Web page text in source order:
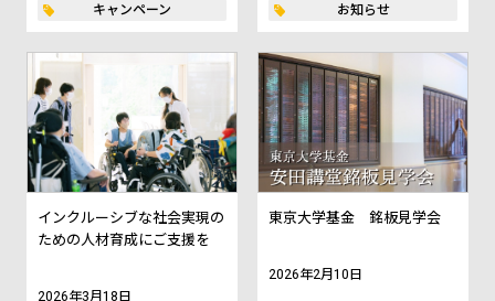
キャンペーン お知らせ
インクルーシブな社会実現の
ための人材育成にご支援を
2026年3月18日
東京大学基金 銘板見学会
2026年2月10日